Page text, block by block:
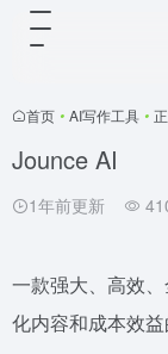
首页 • AI写作工具 •
Jounce AI
1年前更新
一款强大、高效
化内容和成本效